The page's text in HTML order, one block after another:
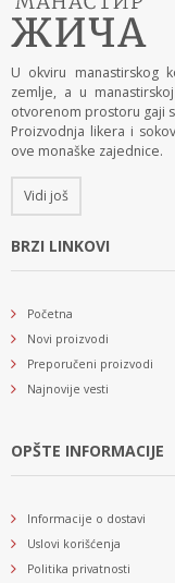
U okviru manastirskog
zemlje, a u
otvorenom prostoru gaji
Proizvodnja likera i
ove monaške zajednice.
Vidi još
BRZI LINKOVI
Početna
Novi proizvodi
Preporučeni proizvodi
Najnovije vesti
OPŠTE INFORMACIJE
Informacije o dostavi
Uslovi korišćenja
Politika privatnosti